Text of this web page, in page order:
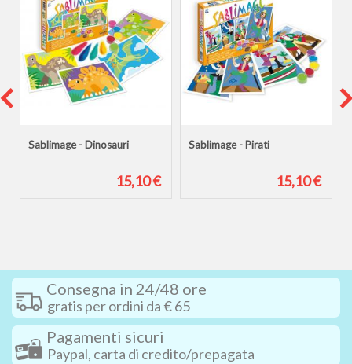
Sablimage - Dinosauri
15,10 €
Sablimage - Pirati
15,10 €
Consegna in 24/48 ore
gratis per ordini da € 65
Pagamenti sicuri
Paypal, carta di credito/prepagata